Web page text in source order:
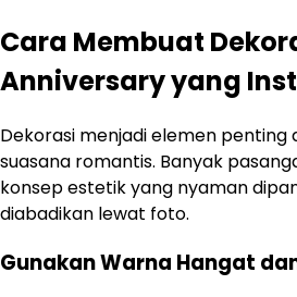
Cara Membuat
Anniversary yang
Dekorasi menjadi elemen
suasana romantis. Banyak
konsep estetik yang nyaman
diabadikan lewat foto.
Gunakan Warna Hangat